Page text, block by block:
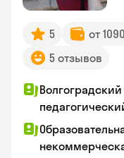
5 от
5 отзывов